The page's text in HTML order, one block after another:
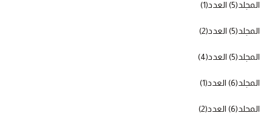
المجلد(5) العدد(1)
المجلد(5) العدد(2)
المجلد(5) العدد(4)
المجلد(6) العدد(1)
المجلد(6) العدد(2)